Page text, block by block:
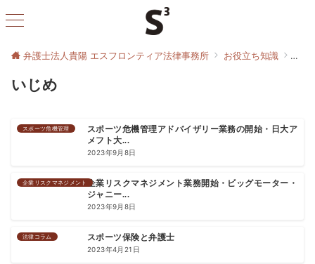
弁護士法人貴陽 エスフロンティア法律事務所 お役立ち知識 いじ
いじめ
スポーツ危機管理
スポーツ危機管理アドバイザリー業務の開始・日大ア
メフト大...
2023年9月8日
企業リスクマネジメント
企業リスクマネジメント業務開始・ビッグモーター・
ジャニー...
2023年9月8日
法律コラム スポーツ保険と弁護士
2023年4月21日